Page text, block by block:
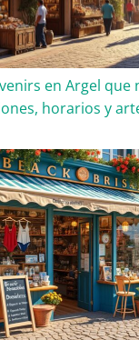
en Argel que
horarios y